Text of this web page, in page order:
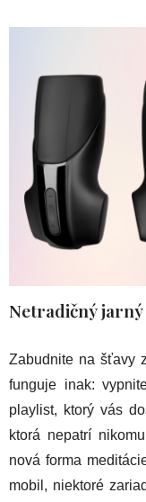
Netradičný
Zabudnite na šťavy
funguje inak:
playlist, ktorý vás
ktorá nepatrí
nová forma
mobil, niektoré